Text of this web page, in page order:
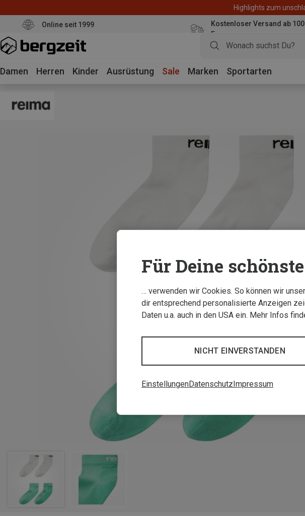
Highlights zum
Online seit 1999
Kostenloser Versand ab 100
Euro
Damen Herren Kinder Ausrüstung Sale Marken Sportarten
Für Deine
… verwenden wir Cookies. So können wir
dir entsprechend personalisierte Anzeigen
Daten u.a. auch in den USA ein. Mehr Infos
NICHT EINVERSTANDEN
EinstellungenDatenschutz Impressum